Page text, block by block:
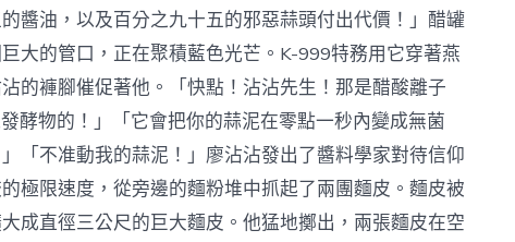
醬油，以及百分之九十五的邪惡蒜頭付出代價！」醋罐
大的管口，正在聚積藍色光芒。K-999特務用它穿著燕
的褲腳催促著他。「快點！沾沾先生！那是醋酸離子
酵物的！」「它會把你的蒜泥在零點一秒內變成無菌
「不准動我的蒜泥！」廖沾沾發出了醬料學家對待信仰
極限速度，從旁邊的麵粉堆中抓起了兩團麵皮。麵皮被
成直徑三公尺的巨大麵皮。他猛地擲出，兩張麵皮在空